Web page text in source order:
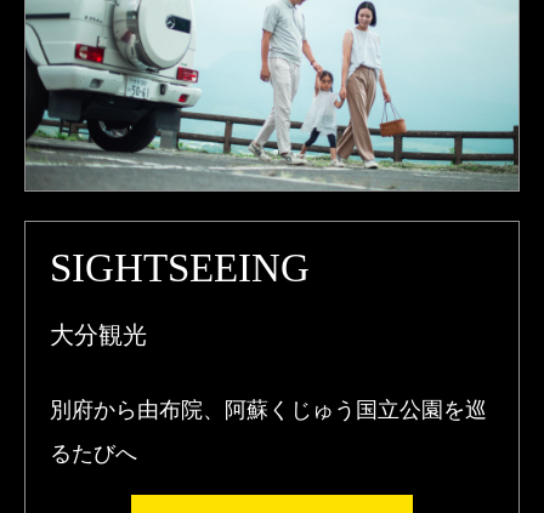
SIGHTSEEING
大分観光
別府から由布院、阿蘇くじゅう国立公園を巡
るたびへ